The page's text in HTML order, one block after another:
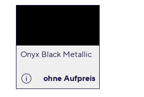
Onyx Black Metallic
ohne Aufpreis